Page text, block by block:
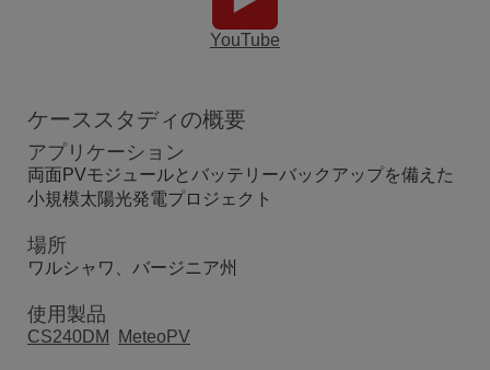
YouTube
ケーススタディの概要
アプリケーション
両面PVモジュールとバッテリーバックアップを備えた
小規模太陽光発電プロジェクト
場所
ワルシャワ、バージニア州
使用製品
CS240DM MeteoPV